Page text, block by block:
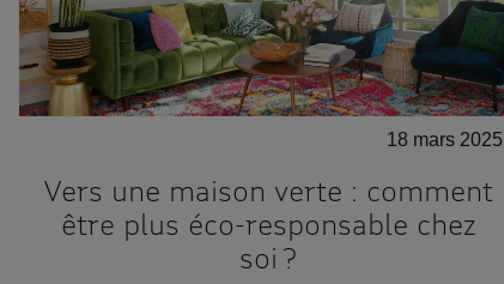
18 mars 2025
Vers une maison verte : comment
être plus éco-responsable chez
soi ?